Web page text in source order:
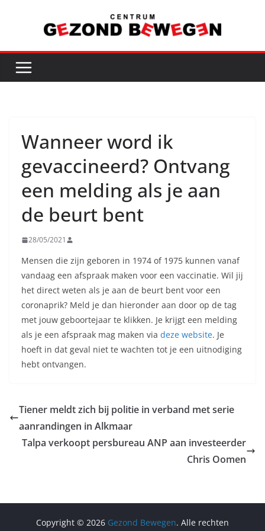
inhoud
Wanneer word ik
gevaccineerd? Ontvang
een melding als je aan
de beurt bent
28/05/2021
Mensen die zijn geboren in 1974 of 1975 kunnen vanaf
vandaag een afspraak maken voor een vaccinatie. Wil jij
het direct weten als je aan de beurt bent voor een
coronaprik? Meld je dan hieronder aan door op de tag
met jouw geboortejaar te klikken. Je krijgt een melding
als je een afspraak mag maken via deze website. Je
hoeft in dat geval niet te wachten tot je een uitnodiging
hebt ontvangen.
Tiener meldt zich bij politie in verband met serie
aanrandingen in Alkmaar
Talpa verkoopt persbureau ANP aan investeerder
Chris Oomen
Copyright © 2026 Gezond Bewegen. Alle rechten